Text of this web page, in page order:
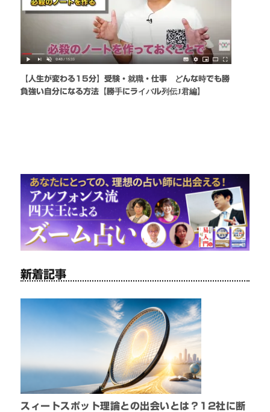
【人生が変わる15分】受験・就職・仕事 どんな時でも勝
負強い自分になる方法【勝手にライバル列伝J君編】
新着記事
スィートスポット理論との出会いとは？12社に断